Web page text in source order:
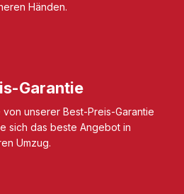
Händen.
Garantie
unserer Best-Preis-Garantie
sich das beste Angebot in
Umzug.